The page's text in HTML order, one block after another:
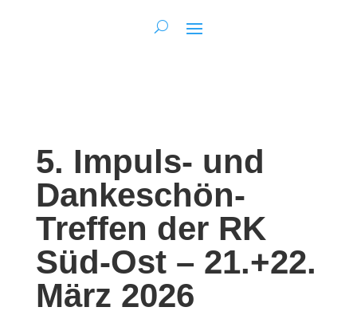
5. Impuls- und
Dankeschön-
Treffen der RK
Süd-Ost – 21.+22.
März 2026